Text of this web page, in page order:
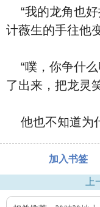
“我的龙角也好
计薇生的手往他
“噗，你争什么
了出来，把龙灵
他也不知道为
加入书签